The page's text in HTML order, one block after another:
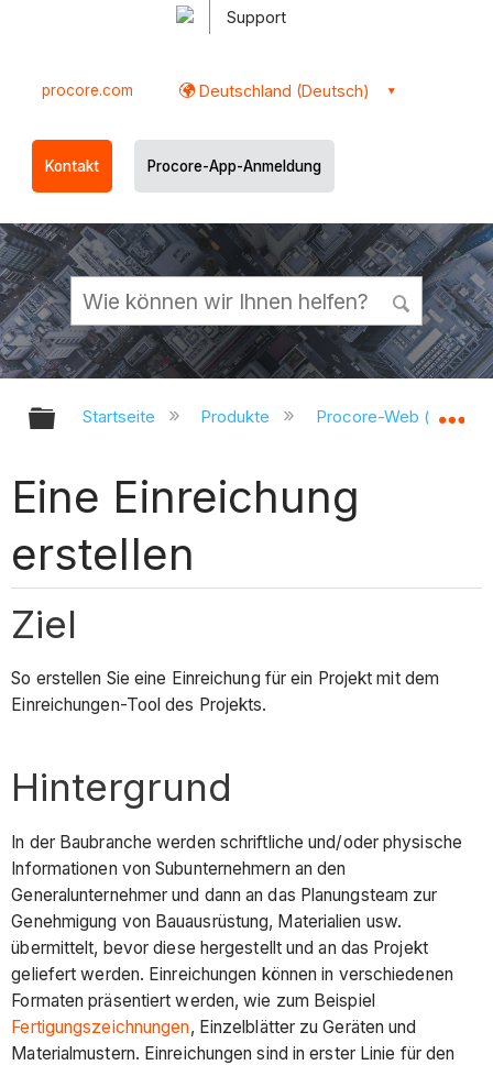
Support
procore.com Deutschland (Deutsch)
Kontakt Procore-App-Anmeldung
Globale Hierarchie auf- und
Startseite Produkte Procore-Web
Eine Einreichung
erstellen
Ziel
So erstellen Sie eine Einreichung für ein Projekt mit dem
Einreichungen-Tool des Projekts.
Hintergrund
In der Baubranche werden schriftliche und/oder physische
Informationen von Subunternehmern an den
Generalunternehmer und dann an das Planungsteam zur
Genehmigung von Bauausrüstung, Materialien usw.
übermittelt, bevor diese hergestellt und an das Projekt
geliefert werden. Einreichungen können in verschiedenen
Formaten präsentiert werden, wie zum Beispiel
Fertigungszeichnungen, Einzelblätter zu Geräten und
Materialmustern. Einreichungen sind in erster Linie für den